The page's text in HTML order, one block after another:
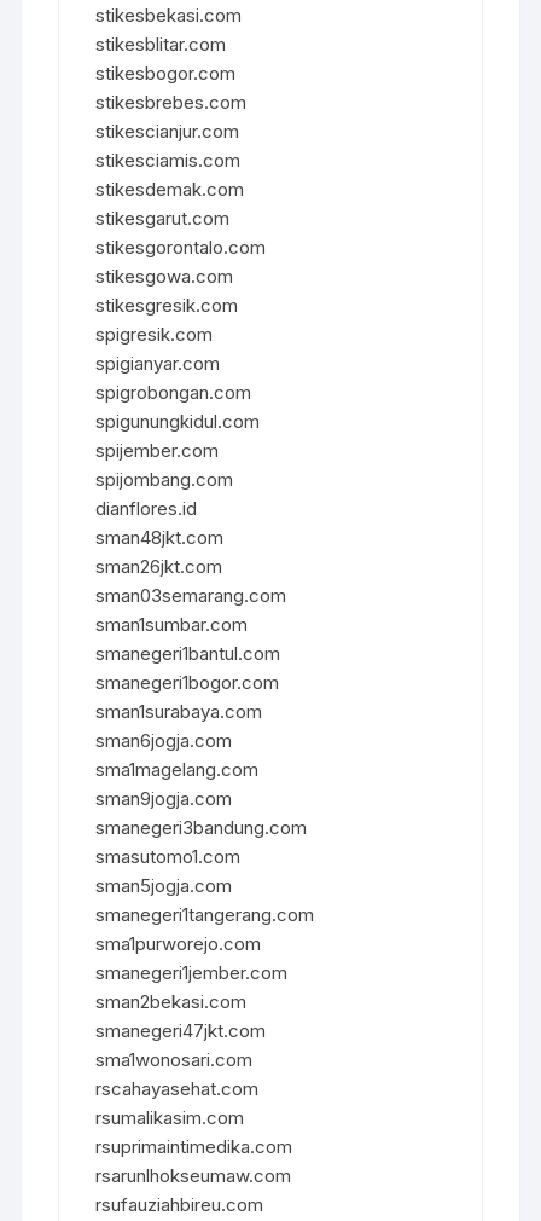
stikesbekasi.com
stikesblitar.com
stikesbogor.com
stikesbrebes.com
stikescianjur.com
stikesciamis.com
stikesdemak.com
stikesgarut.com
stikesgorontalo.com
stikesgowa.com
stikesgresik.com
spigresik.com
spigianyar.com
spigrobongan.com
spigunungkidul.com
spijember.com
spijombang.com
dianflores.id
sman48jkt.com
sman26jkt.com
sman03semarang.com
sman1sumbar.com
smanegeri1bantul.com
smanegeri1bogor.com
sman1surabaya.com
sman6jogja.com
sma1magelang.com
sman9jogja.com
smanegeri3bandung.com
smasutomo1.com
sman5jogja.com
smanegeri1tangerang.com
sma1purworejo.com
smanegeri1jember.com
sman2bekasi.com
smanegeri47jkt.com
sma1wonosari.com
rscahayasehat.com
rsumalikasim.com
rsuprimaintimedika.com
rsarunlhokseumaw.com
rsufauziahbireu.com